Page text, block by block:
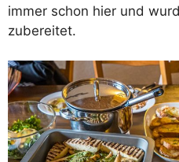
immer schon hier und
zubereitet.